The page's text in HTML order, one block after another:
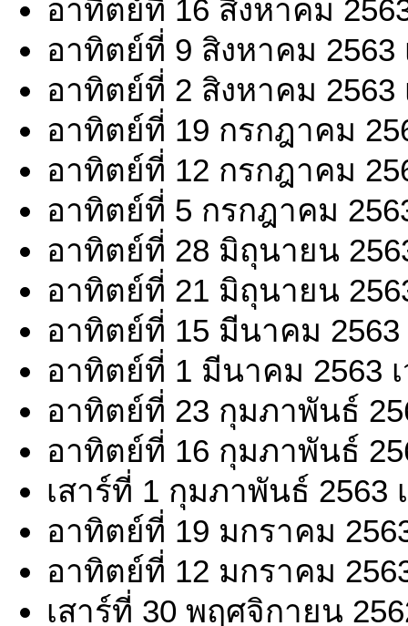
อาทิตย์ที่ 16 สิงหาคม
อาทิตย์ที่ 9 สิงหาคม 2563
อาทิตย์ที่ 2 สิงหาคม 2563
อาทิตย์ที่ 19 กรกฎาคม
อาทิตย์ที่ 12 กรกฎาคม
อาทิตย์ที่ 5 กรกฎาคม
อาทิตย์ที่ 28 มิถุนายน
อาทิตย์ที่ 21 มิถุนายน
อาทิตย์ที่ 15 มีนาคม 2563
อาทิตย์ที่ 1 มีนาคม 2563
อาทิตย์ที่ 23 กุมภาพันธ์
อาทิตย์ที่ 16 กุมภาพันธ์
เสาร์ที่ 1 กุมภาพันธ์ 2563
อาทิตย์ที่ 19 มกราคม
อาทิตย์ที่ 12 มกราคม
เสาร์ที่ 30 พฤศจิกายน